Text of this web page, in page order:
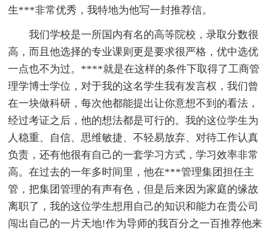
生***非常优秀，我特地为他写一封推荐信。
我们学校是一所国内有名的高等院校，录取分数很
高，而且他选择的专业课则更是要求很严格，优中选优
一点也不为过。****就是在这样的条件下取得了工商管
理学博士学位，对于我的这名学生我有发言权，我们曾
在一块做科研，每次他都能提出让你意想不到的看法，
经过考证之后，他的想法都是可行的。我的这位学生为
人稳重、自信、思维敏捷、不轻易放弃、对待工作认真
负责，还有他很有自己的一套学习方式，学习效率非常
高。在过去的一年多时间里，他在***管理集团担任主
管，把集团管理的有声有色，但是后来因为家庭的缘故
离职了，我的这位学生想用自己的知识和能力在贵公司
闯出自己的一片天地!作为导师的我百分之一百推荐他来